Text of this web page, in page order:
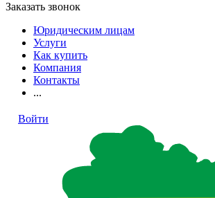
Заказать звонок
Юридическим лицам
Услуги
Как купить
Компания
Контакты
...
Войти